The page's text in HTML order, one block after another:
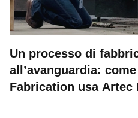
Un processo di
all’avanguardia:
Fabrication usa Artec